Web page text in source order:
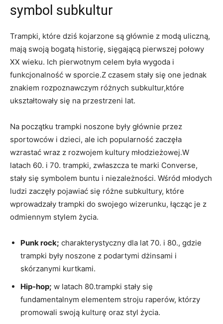
symbol subkultur
Trampki, które dziś⁢ kojarzone ⁣są⁢ głównie ⁢z modą uliczną,
mają⁢ swoją bogatą historię, sięgającą pierwszej ‍połowy
‍XX wieku. Ich pierwotnym celem była ⁢wygoda i
funkcjonalność w sporcie.Z czasem stały się one⁢ jednak
‌znakiem rozpoznawczym‌ różnych subkultur,które
ukształtowały się na przestrzeni lat.
Na początku ⁤trampki noszone ⁢były głównie przez
sportowców‌ i dzieci,⁣ ale ich popularność zaczęła
‍wzrastać wraz z ‌rozwojem kultury ⁢młodzieżowej.W
latach 60. i‌ 70.​ trampki,​ zwłaszcza te marki Converse,
stały ⁤się symbolem buntu i​ niezależności. Wśród ⁤młodych
ludzi zaczęły pojawiać się różne ⁢subkultury, które
wprowadzały trampki do swojego wizerunku, łącząc‍ je z⁢
odmiennym stylem życia.
Punk rock; charakterystyczny dla lat⁢ 70. i 80., gdzie
trampki były‍ noszone z podartymi⁢ dżinsami i⁢
skórzanymi kurtkami.
Hip-hop; w⁤ latach 80.trampki stały się
fundamentalnym‍ elementem ⁤stroju raperów, którzy⁣
promowali swoją⁣ kulturę oraz‌ styl życia.